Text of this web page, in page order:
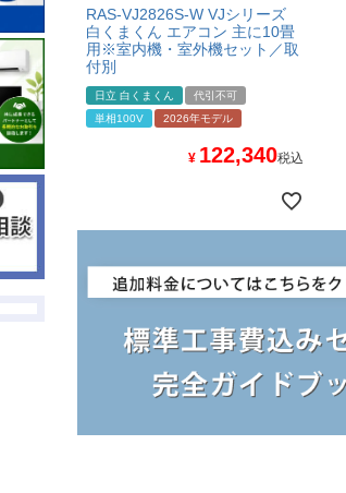
RAS-VJ2826S-W VJシリーズ
白くまくん エアコン 主に10畳
用※室内機・室外機セット／取
付別
日立 白くまくん
代引不可
単相100V
2026年モデル
¥ 122,340税込